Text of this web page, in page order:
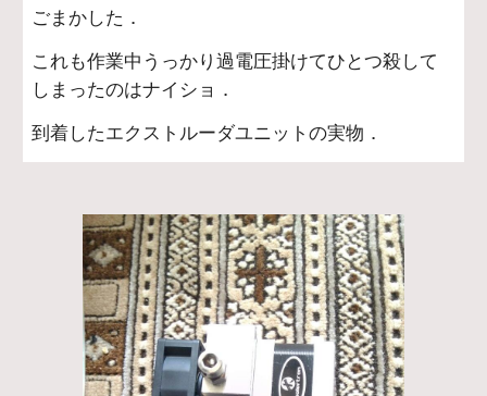
ごまかした．
これも作業中うっかり過電圧掛けてひとつ殺して
しまったのはナイショ．
到着したエクストルーダユニットの実物．